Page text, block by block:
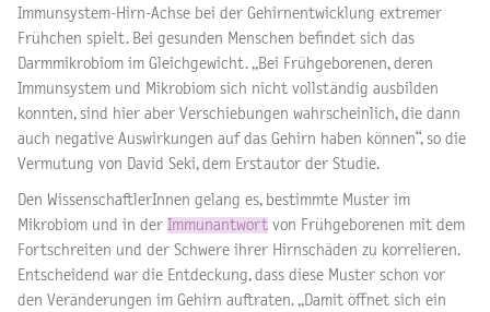
Immunsystem-Hirn-Achse bei der Gehirnentwicklung extremer
Frühchen spielt. Bei gesunden Menschen befindet sich das
Darmmikrobiom im Gleichgewicht. „Bei Frühgeborenen, deren
Immunsystem und Mikrobiom sich nicht vollständig ausbilden
konnten, sind hier aber Verschiebungen wahrscheinlich, die dann
auch negative Auswirkungen auf das Gehirn haben können“, so die
Vermutung von David Seki, dem Erstautor der Studie.
Den WissenschaftlerInnen gelang es, bestimmte Muster im
Mikrobiom und in der Immunantwort von Frühgeborenen mit dem
Fortschreiten und der Schwere ihrer Hirnschäden zu korrelieren.
Entscheidend war die Entdeckung, dass diese Muster schon vor
den Veränderungen im Gehirn auftraten. „Damit öffnet sich ein